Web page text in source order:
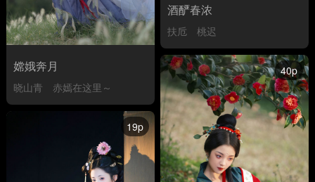
酒酽春浓
扶卮 桃迟
嫦娥奔月
晓山青 赤嫣在这里～
40p
19p